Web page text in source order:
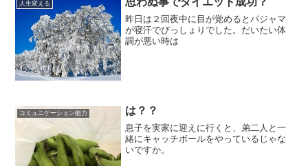
人生変える
昨日は２回夜中に目が覚めるとパジャマ
が寝汗でびっしょりでした。だいたい体
調が悪い時は
コミュニケーション能力 は？？
息子を実家に迎えに行くと、弟二人と一
緒にキャッチボールをやっているじゃな
いですか。